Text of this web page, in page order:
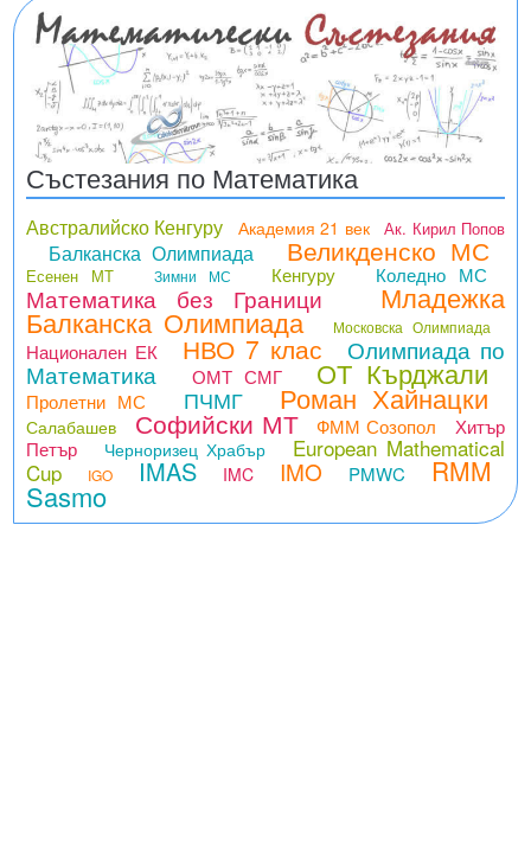
Състезания по Математика
Австралийско Кенгуру Академия 21 век Ак. Кирил Попов
Балканска Олимпиада Великденско МС
Есенен МТ Зимни МС Кенгуру Коледно МС
Математика без Граници Младежка
Балканска Олимпиада Московска Олимпиада
Национален ЕК НВО 7 клас Олимпиада по
Математика ОМТ СМГ ОТ Кърджали
Пролетни МС ПЧМГ Роман Хайнацки
Салабашев Софийски МТ ФММ Созопол
Хитър
Петър
Черноризец Храбър
European Mathematical
Cup
IGO IMAS IMC IMO PMWC RMM
Sasmo